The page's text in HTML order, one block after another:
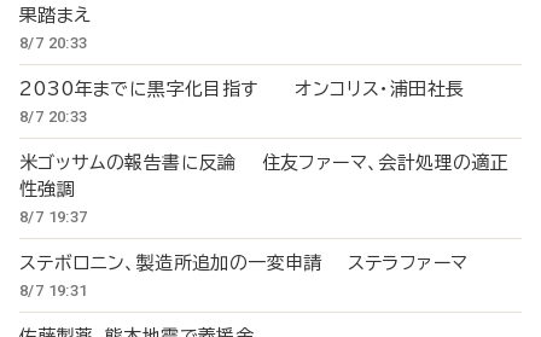
果踏まえ
8/7 20:33
2030年までに黒字化目指す オンコリス・浦田社長
8/7 20:33
米ゴッサムの報告書に反論 住友ファーマ、会計処理の適正
性強調
8/7 19:37
ステボロニン、製造所追加の一変申請 ステラファーマ
8/7 19:31